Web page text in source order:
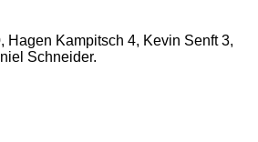
Hagen Kampitsch 4, Kevin Senft 3,
Schneider.